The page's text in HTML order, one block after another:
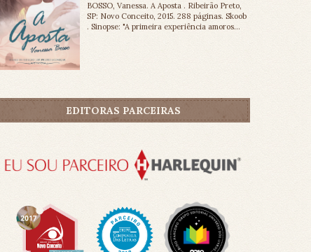
BOSSO, Vanessa. A Aposta . Ribeirão Preto,
SP: Novo Conceito, 2015. 288 páginas. Skoob
. Sinopse: "A primeira experiência amoros...
EDITORAS PARCEIRAS